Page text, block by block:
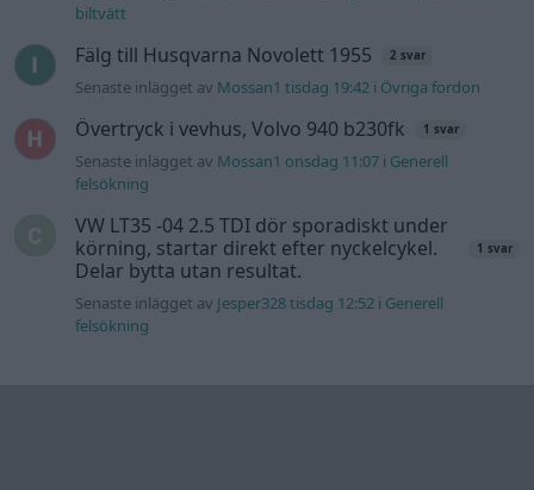
biltvätt
Fälg till Husqvarna Novolett 1955 2 svar
Senaste inlägget av Mossan1 tisdag 19:42 i Övriga fordon
Övertryck i vevhus, Volvo 940 b230fk 1 svar
Senaste inlägget av Mossan1 onsdag 11:07 i Generell
felsökning
VW LT35 -04 2.5 TDI dör sporadiskt under
körning, startar direkt efter nyckelcykel.
Delar bytta utan resultat.
1 svar
Senaste inlägget av Jesper328 tisdag 12:52 i Generell
felsökning